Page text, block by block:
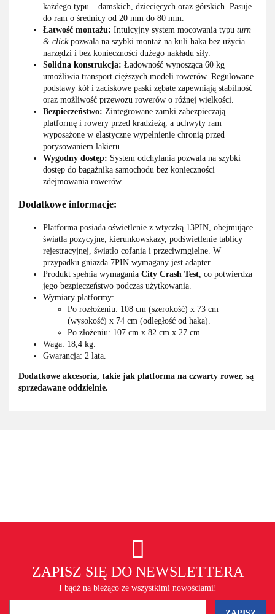
każdego typu – damskich, dziecięcych oraz górskich. Pasuje
do ram o średnicy od 20 mm do 80 mm.
Łatwość montażu: Intuicyjny system mocowania typu turn
& clickpozwala na szybki montaż na kuli haka bez użycia
narzędzi i bez konieczności dużego nakładu siły.
Solidna konstrukcja: Ładowność wynosząca 60 kg
umożliwia transport cięższych modeli rowerów. Regulowane
podstawy kół i zaciskowe paski zębate zapewniają stabilność
oraz możliwość przewozu rowerów o różnej wielkości.
Bezpieczeństwo: Zintegrowane zamki zabezpieczają
platformę i rowery przed kradzieżą, a uchwyty ram
wyposażone w elastyczne wypełnienie chronią przed
porysowaniem lakieru.
Wygodny dostęp: System odchylania pozwala na szybki
dostęp do bagażnika samochodu bez konieczności
zdejmowania rowerów.
Dodatkowe informacje:
Platforma posiada oświetlenie z wtyczką 13PIN, obejmujące
światła pozycyjne, kierunkowskazy, podświetlenie tablicy
rejestracyjnej, światło cofania i przeciwmgielne. W
przypadku gniazda 7PIN wymagany jest adapter.
Produkt spełnia wymagania City Crash Test , co potwierdza
jego bezpieczeństwo podczas użytkowania.
Wymiary platformy:
Po rozłożeniu: 108 cm (szerokość) x 73 cm
(wysokość) x 74 cm (odległość od haka).
Po złożeniu: 107 cm x 82 cm x 27 cm.
Waga: 18,4 kg.
Gwarancja: 2 lata.
Dodatkowe akcesoria, takie jak platforma na czwarty rower, są
sprzedawane oddzielnie.
ZAPISZ SIĘ DO NEWSLETTERA
I bądź na bieżąco ze wszystkimi nowościami!